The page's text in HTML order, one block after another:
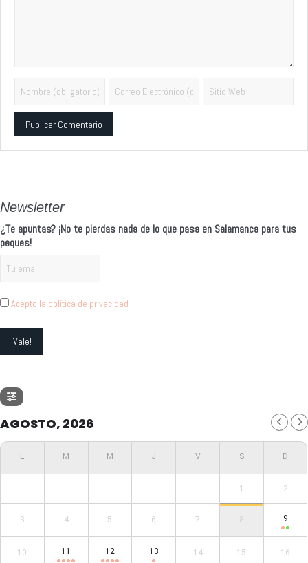
Newsletter
¿Te apuntas? ¡No te pierdas nada de lo que pasa en Salamanca para tus
peques!
Acepto la política de privacidad
AGOSTO, 2026
- - - - - 1 2
3 4 5 6 7 8 9
10 11 12 13 14 15 16